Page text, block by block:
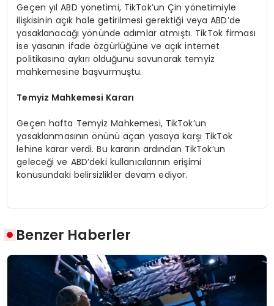
Geçen yıl ABD yönetimi, TikTok’un Çin yönetimiyle
ilişkisinin açık hale getirilmesi gerektiği veya ABD’de
yasaklanacağı yönünde adımlar atmıştı. TikTok firması
ise yasanın ifade özgürlüğüne ve açık internet
politikasına aykırı olduğunu savunarak temyiz
mahkemesine başvurmuştu.
Temyiz Mahkemesi Kararı
Geçen hafta Temyiz Mahkemesi, TikTok’un
yasaklanmasının önünü açan yasaya karşı TikTok
lehine karar verdi. Bu kararın ardından TikTok’un
geleceği ve ABD’deki kullanıcılarının erişimi
konusundaki belirsizlikler devam ediyor.
Benzer Haberler